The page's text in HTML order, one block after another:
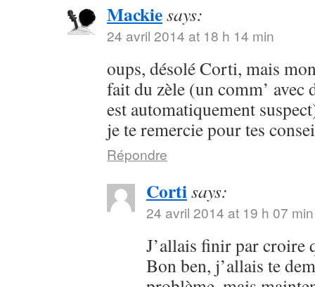
Mackiesays:
24 avril 2014 at 18 h 14 min
oups, désolé Corti, mais
fait du zèle (un comm’ avec
est automatiquement
je te remercie pour tes
Répondre
Cortisays:
24 avril 2014 at 19 h 07 min
J’allais finir par croire
Bon ben, j’allais te